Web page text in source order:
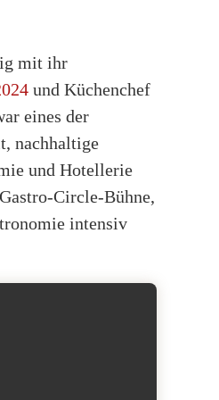
mit ihr
und Küchenchef
eines der
nachhaltige
und Hotellerie
Circle-Bühne,
intensiv